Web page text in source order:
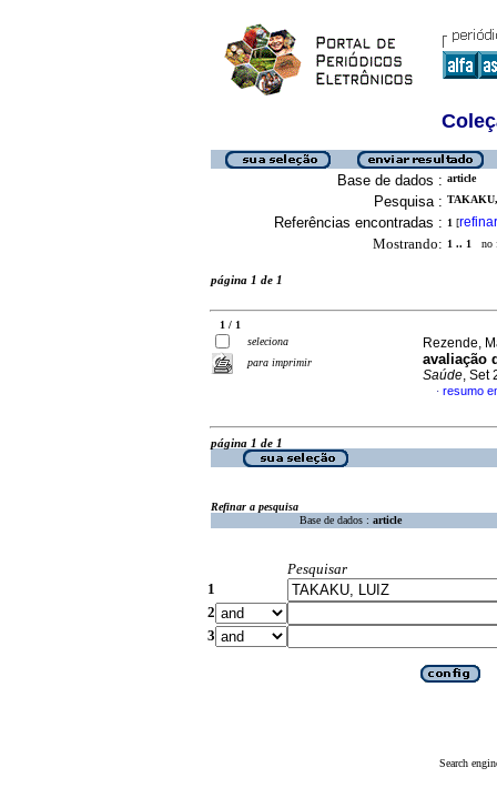
Base de dados : article
Pesquisa :
Referências encontradas : 1 [refinar
Mostrando: 1 .. 1 no
página 1 de 1
1 / 1
seleciona
para imprimir
Rezende,
avaliação
Saúde, Set
· resumo
página 1 de 1
Refinar a pesquisa
Base de dados : article
Pesquisar
1
2
3
Search